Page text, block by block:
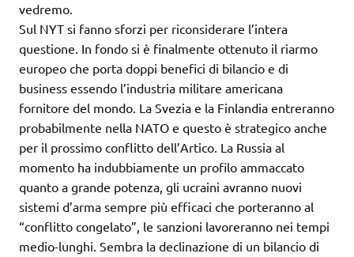
vedremo.
Sul NYT si fanno sforzi per riconsiderare l’intera
questione. In fondo si è finalmente ottenuto il riarmo
europeo che porta doppi benefici di bilancio e di
business essendo l’industria militare americana
fornitore del mondo. La Svezia e la Finlandia entreranno
probabilmente nella NATO e questo è strategico anche
per il prossimo conflitto dell’Artico. La Russia al
momento ha indubbiamente un profilo ammaccato
quanto a grande potenza, gli ucraini avranno nuovi
sistemi d’arma sempre più efficaci che porteranno al
“conflitto congelato”, le sanzioni lavoreranno nei tempi
medio-lunghi. Sembra la declinazione di un bilancio di